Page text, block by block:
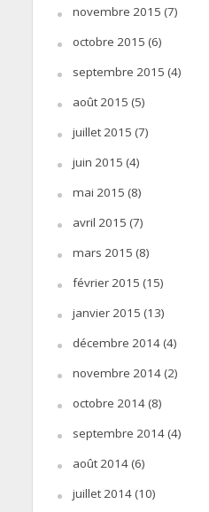
novembre 2015 (7)
octobre 2015 (6)
septembre 2015 (4)
août 2015 (5)
juillet 2015 (7)
juin 2015 (4)
mai 2015 (8)
avril 2015 (7)
mars 2015 (8)
février 2015 (15)
janvier 2015 (13)
décembre 2014(4)
novembre 2014(2)
octobre 2014(8)
septembre 2014(4)
août 2014(6)
juillet 2014(10)